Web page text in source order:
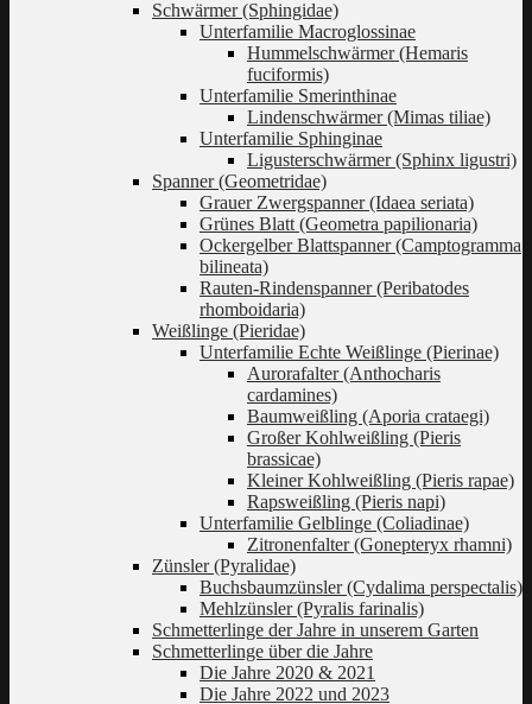
Schwärmer (Sphingidae)
Unterfamilie Macroglossinae
Hummelschwärmer (Hemaris
fuciformis)
Unterfamilie Smerinthinae
Lindenschwärmer (Mimas tiliae)
Unterfamilie Sphinginae
Ligusterschwärmer (Sphinx ligustri)
Spanner (Geometridae)
Grauer Zwergspanner (Idaea seriata)
Grünes Blatt (Geometra papilionaria)
Ockergelber Blattspanner (Camptogramma
bilineata)
Rauten-Rindenspanner (Peribatodes
rhomboidaria)
Weißlinge (Pieridae)
Unterfamilie Echte Weißlinge (Pierinae)
Aurorafalter (Anthocharis
cardamines)
Baumweißling (Aporia crataegi)
Großer Kohlweißling (Pieris
brassicae)
Kleiner Kohlweißling (Pieris rapae)
Rapsweißling (Pieris napi)
Unterfamilie Gelblinge (Coliadinae)
Zitronenfalter (Gonepteryx rhamni)
Zünsler (Pyralidae)
Buchsbaumzünsler (Cydalima perspectalis)
Mehlzünsler (Pyralis farinalis)
Schmetterlinge der Jahre in unserem Garten
Schmetterlinge über die Jahre
Die Jahre 2020 & 2021
Die Jahre 2022 und 2023